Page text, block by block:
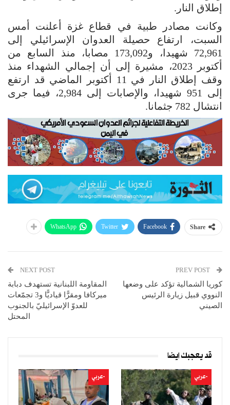
إطلاق النار.
وكانت مصادر طبية في قطاع غزة أعلنت أمس
السبت، ارتفاع حصيلة العدوان الإسرائيلي إلى
72,961 شهيدا، و173,092 مصابا، منذ السابع من
أكتوبر 2023، مشيرة إلى أن إجمالي الشهداء منذ
وقف إطلاق النار في 11 أكتوبر الماضي قد ارتفع
إلى 951 شهيدا، والإصابات إلى 2,984، فيما جرى
انتشال 782 جثمانا.
Share
Facebook
Twitter
WhatsApp
كوريا الشمالية تؤكد على وضعها
النووي قبيل زيارة الرئيس
الصيني
NEXT POST
المقاومة اللبنانية تستهدف دبابة
ميركافا ومقرًّا قياديًّا و3 تجمّعات
للعدوّ الإسرائيليّ بالجنوب
المحتل
قد يعجبك ايضا
-عربي -عربي